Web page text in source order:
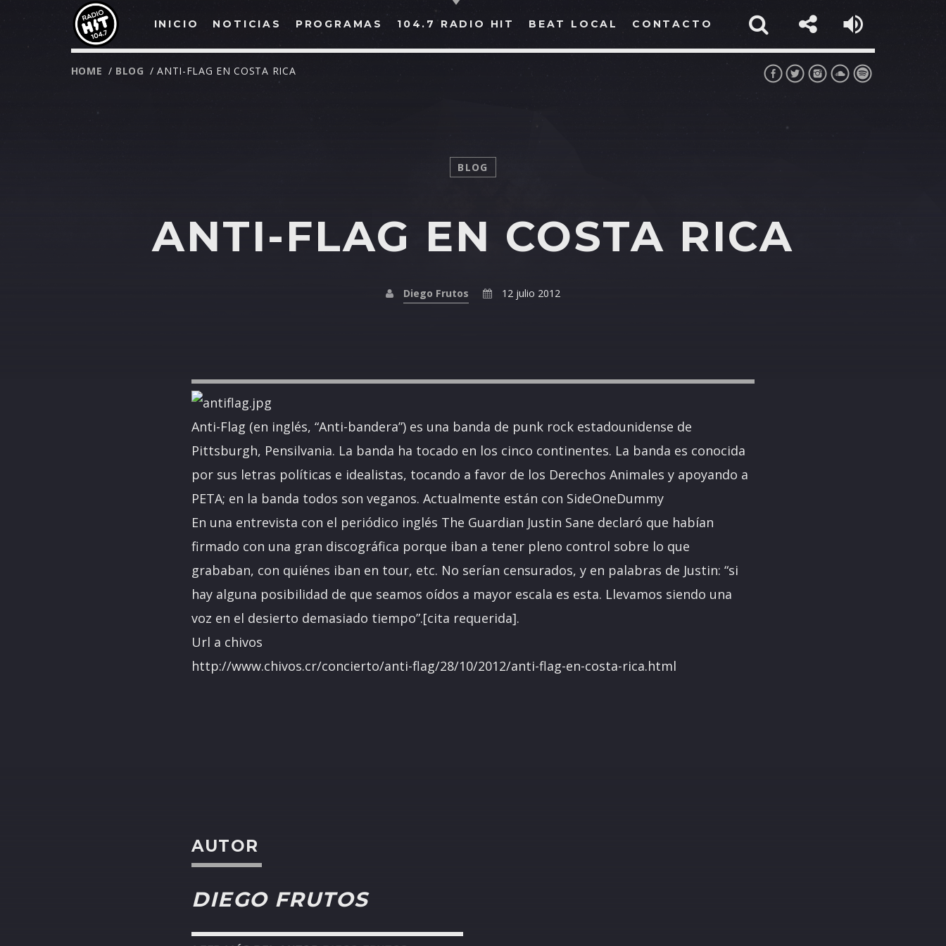
INICIO NOTICIAS PROGRAMAS 104.7 RADIO HIT BEAT LOCAL CONTACTO
BUSCAR EN RADIO HIT
COMPARTE EN...
Twitter Facebook Whatsapp
HOME / BLOG / ANTI-FLAG EN COSTA RICA
BLOG
ANTI-FLAG EN COSTA RICA
Diego Frutos 12 julio 2012
Anti-Flag (en inglés, “Anti-bandera”) es una banda de punk rock estadounidense de
Pittsburgh, Pensilvania. La banda ha tocado en los cinco continentes. La banda es conocida
por sus letras políticas e idealistas, tocando a favor de los Derechos Animales y apoyando a
PETA; en la banda todos son veganos. Actualmente están con SideOneDummy
En una entrevista con el periódico inglés The Guardian Justin Sane declaró que habían
firmado con una gran discográfica porque iban a tener pleno control sobre lo que
grababan, con quiénes iban en tour, etc. No serían censurados, y en palabras de Justin: “si
hay alguna posibilidad de que seamos oídos a mayor escala es esta. Llevamos siendo una
voz en el desierto demasiado tiempo”.[cita requerida].
Url a chivos
http://www.chivos.cr/concierto/anti-flag/28/10/2012/anti-flag-en-costa-rica.html
AUTOR
DIEGO FRUTOS